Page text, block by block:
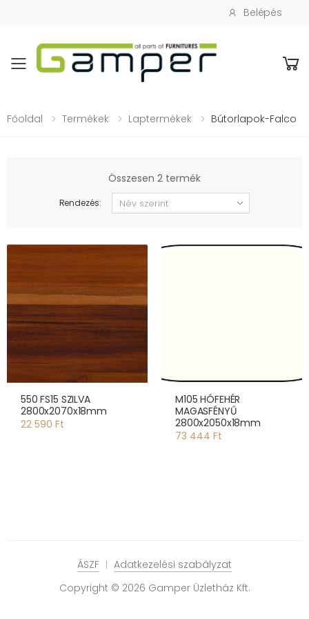
Belépés
Toggle mobile menu
Főoldal Termékek Laptermékek Bútorlapok-Falco
Összesen 2 termék
Rendezés:
550 FS15 SZILVA
2800x2070x18mm
22 590 Ft
M105 HÓFEHÉR
MAGASFÉNYŰ
2800x2050x18mm
73 444 Ft
Copyright © 2026 Gamper Üzletház Kft.
ÁSZF Adatkezelési szabályzat